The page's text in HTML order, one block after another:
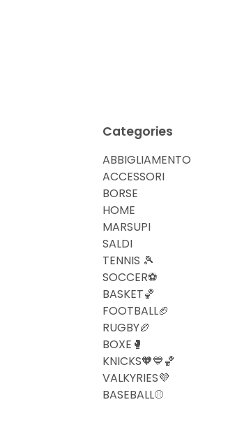
Categories
ABBIGLIAMENTO
ACCESSORI
BORSE
HOME
MARSUPI
SALDI
TENNIS 🎾
SOCCER⚽️
BASKET🏀
FOOTBALL🏈
RUGBY🏉
BOXE🥊
KNICKS🧡💙🏀
VALKYRIES💜
BASEBALL⚾️